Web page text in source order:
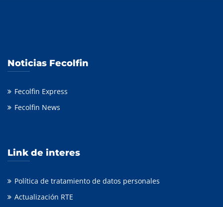
Noticias Fecolfin
Fecolfin Express
Fecolfin News
Link de interes
Política de tratamiento de datos personales
Actualización RTE